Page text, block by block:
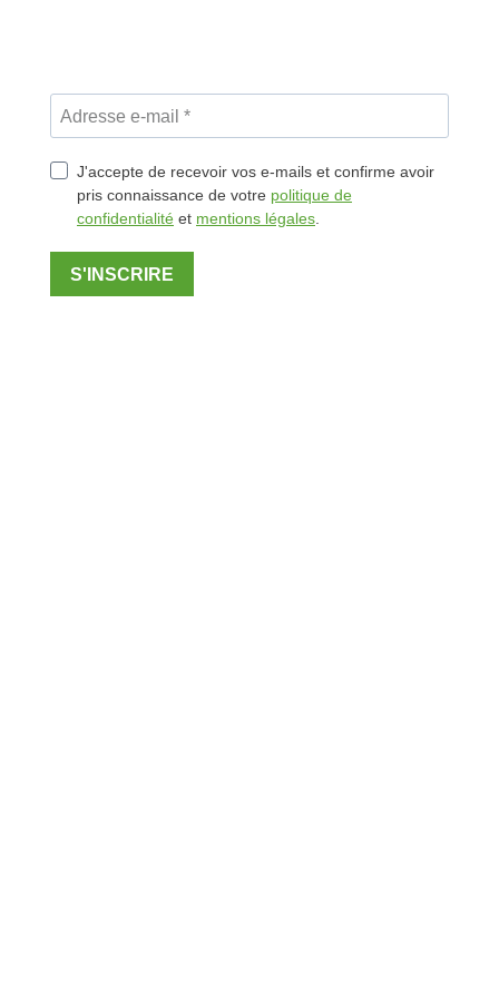
J'accepte de recevoir vos e-mails et confirme avoir
pris connaissance de votre politique de
confidentialité et mentions légales
S'INSCRIRE